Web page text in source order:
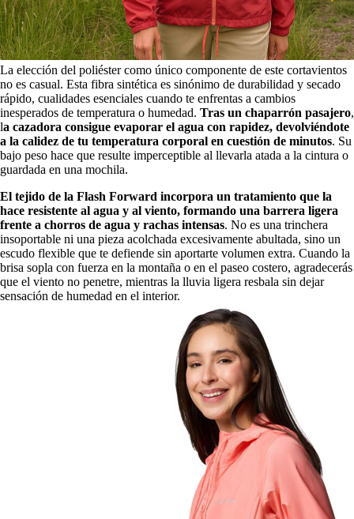
La elección del poliéster como único componente de este cortavientos
no es casual. Esta fibra sintética es sinónimo de durabilidad y secado
rápido, cualidades esenciales cuando te enfrentas a cambios
inesperados de temperatura o humedad. Tras un chaparrón pasajero,
la cazadora consigue evaporar el agua con rapidez, devolviéndote
a la calidez de tu temperatura corporal en cuestión de minutos. Su
bajo peso hace que resulte imperceptible al llevarla atada a la cintura o
guardada en una mochila.
El tejido de la Flash Forward incorpora un tratamiento que la
hace resistente al agua y al viento, formando una barrera ligera
frente a chorros de agua y rachas intensas. No es una trinchera
insoportable ni una pieza acolchada excesivamente abultada, sino un
escudo flexible que te defiende sin aportarte volumen extra. Cuando la
brisa sopla con fuerza en la montaña o en el paseo costero, agradecerás
que el viento no penetre, mientras la lluvia ligera resbala sin dejar
sensación de humedad en el interior.